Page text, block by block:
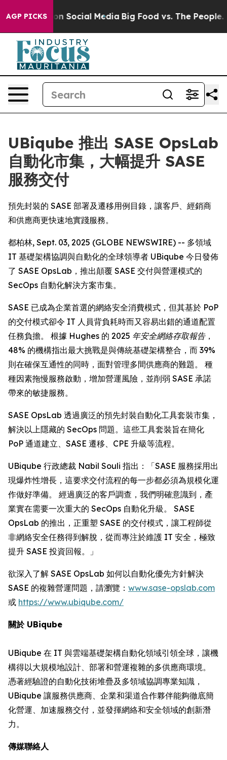
AGP PICKSon Social Media Big Food vs. The People.
UBiqube 推出 SASE OpsLab
自動化市集，大幅提升 SASE
服務交付
預先封裝的 SASE 部署及遷移用例目錄，讓客戶、經銷商
和供應商更快速地實踐服務。
都柏林, Sept. 03, 2025 (GLOBE NEWSWIRE) -- 多領域
IT 基礎架構協調與自動化的全球領導者 UBiqube 今日發佈
了 SASE OpsLab，推出顛覆 SASE 交付與營運模式的
SecOps 自動化解決方案市集。
SASE 已成為企業首選的網絡安全消費模式，但其基於 PoP
的交付模式卻令 IT 人員背負耗時而又容易出錯的通道配置
任務負擔。 根據 Hughes 的 2025 年安全網絡存取報告，
48% 的機構指出最大挑戰是與傳統基礎架構整合，而 39%
則在確保互通性的同時，面對管理多間供應商的難題。 種
種因素拖慢服務啟動，增加營運風險，並削弱 SASE 承諾
帶來的敏捷服務。
SASE OpsLab 透過廣泛的預先封裝自動化工具套裝市集，
解決以上隱藏的 SecOps 問題。這些工具套裝旨在簡化
PoP 通道建立、SASE 遷移、CPE 升級等流程。
UBiqube 行政總裁 Nabil Souli 指出：「SASE 服務採用出
現爆炸性增長，這要求交付流程的每一步都必須為規模化運
作做好準備。 經過廣泛的客戶調查，我們明確意識到，產
業實在需要一次重大的 SecOps 自動化升級。 SASE
OpsLab 的推出，正重塑 SASE 的交付模式，讓工程師從
非網絡安全任務得到解脫，從而專注於維護 IT 安全，極致
提升 SASE 投資回報。」
欲深入了解 SASE OpsLab 如何以自動化優先方針解決
SASE 的複雜營運問題，請瀏覽： www.sase-opslab.com
或 https://www.ubiqube.com/
關於 UBiqube
UBiqube 在 IT 與雲端基礎架構自動化領域引領全球，讓機
構得以大規模地設計、部署和營運複雜的多供應商環境。
憑著經驗證的自動化技術堆疊及多領域協調專業知識，
UBiqube 讓服務供應商、企業和渠道合作夥伴能夠徹底簡
化營運、加速服務交付，並發揮網絡和安全領域的創新潛
力。
傳媒聯絡人